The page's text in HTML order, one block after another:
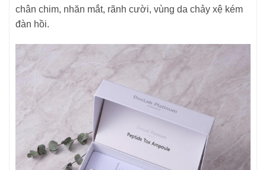
chân chim, nhăn mắt, rãnh cười, vùng da chảy xệ kém
đàn hồi.